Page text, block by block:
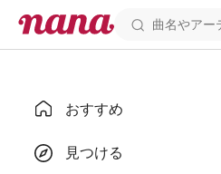
おすすめ
見つける